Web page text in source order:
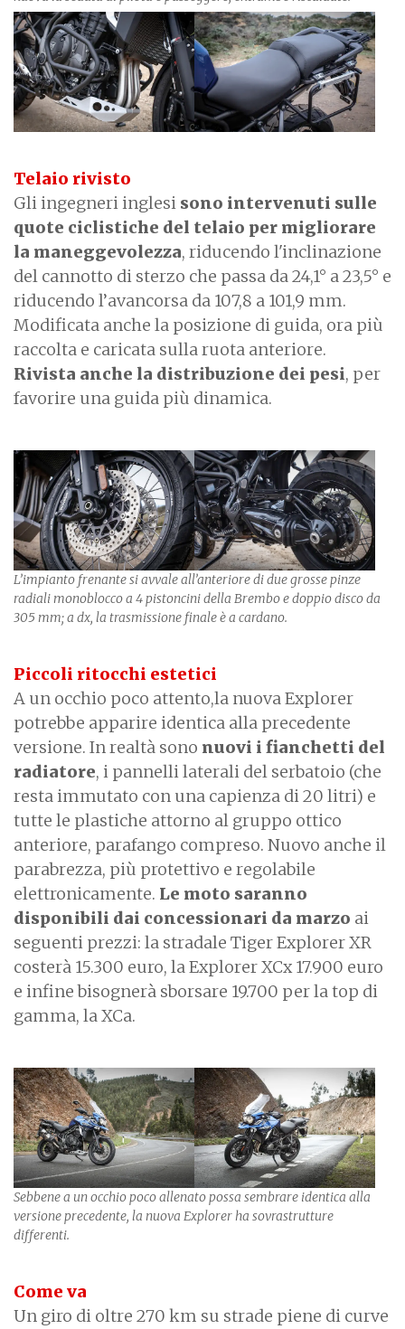
Telaio rivisto
Gli ingegneri inglesi sono intervenuti sulle
quote ciclistiche del telaio per migliorare
la maneggevolezza, riducendo l'inclinazione
del cannotto di sterzo che passa da 24,1° a 23,5° e
riducendo l’avancorsa da 107,8 a 101,9 mm.
Modificata anche la posizione di guida, ora più
raccolta e caricata sulla ruota anteriore.
Rivista anche la distribuzione dei pesi, per
favorire una guida più dinamica.
L’impianto frenante si avvale all’anteriore di due grosse pinze
radiali monoblocco a 4 pistoncini della Brembo e doppio disco da
305 mm; a dx, la trasmissione finale è a cardano.
Piccoli ritocchi estetici
A un occhio poco attento,la nuova Explorer
potrebbe apparire identica alla precedente
versione. In realtà sono nuovi i fianchetti del
radiatore, i pannelli laterali del serbatoio (che
resta immutato con una capienza di 20 litri) e
tutte le plastiche attorno al gruppo ottico
anteriore, parafango compreso. Nuovo anche il
parabrezza, più protettivo e regolabile
elettronicamente. Le moto saranno
disponibili dai concessionari da marzo ai
seguenti prezzi: la stradale Tiger Explorer XR
costerà 15.300 euro, la Explorer XCx 17.900 euro
e infine bisognerà sborsare 19.700 per la top di
gamma, la XCa.
Sebbene a un occhio poco allenato possa sembrare identica alla
versione precedente, la nuova Explorer ha sovrastrutture
differenti.
Come va
Un giro di oltre 270 km su strade piene di curve